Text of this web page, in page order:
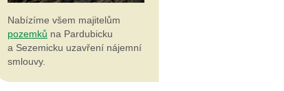
Nabízíme všem majitelům
pozemků na Pardubicku
a Sezemicku uzavření nájemní
smlouvy.